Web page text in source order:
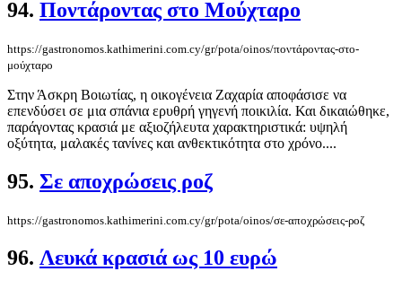
94. Ποντάροντας στο Μούχταρο
https://gastronomos.kathimerini.com.cy/gr/pota/oinos/ποντάροντας-στο-
μούχταρο
Στην Άσκρη Βοιωτίας, η οικογένεια Ζαχαρία αποφάσισε να
επενδύσει σε μια σπάνια ερυθρή γηγενή ποικιλία. Και δικαιώθηκε,
παράγοντας κρασιά με αξιοζήλευτα χαρακτηριστικά: υψηλή
οξύτητα, μαλακές τανίνες και ανθεκτικότητα στο χρόνο....
95. Σε αποχρώσεις ροζ
https://gastronomos.kathimerini.com.cy/gr/pota/oinos/σε-αποχρώσεις-ροζ
96. Λευκά κρασιά ως 10 ευρώ